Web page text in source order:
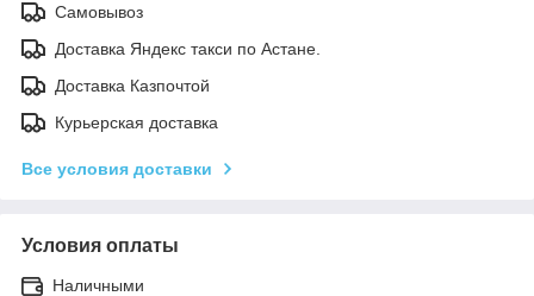
Самовывоз
Доставка Яндекс такси по Астане.
Доставка Казпочтой
Курьерская доставка
Все условия доставки
Условия оплаты
Наличными